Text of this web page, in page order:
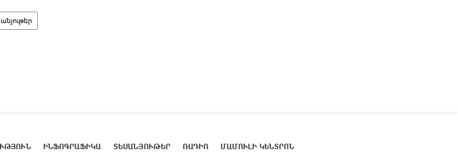
ԻՆՖՈԳՐԱՖԻԿԱ ՏԵՍԱՆՅՈՒԹԵՐ ՌԱԴԻՈ ՄԱՄՈՒԼԻ ԿԵՆՏՐՈՆ